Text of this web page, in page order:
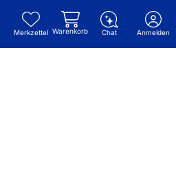
Merkzettel Warenkorb Chat Anmelden